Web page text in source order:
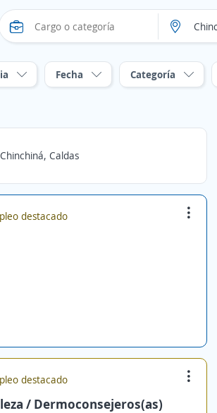
Fecha Categoría
Caldas
destacado
destacado
/ Dermoconsejeros(as)